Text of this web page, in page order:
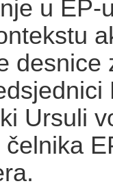
u EP-
desnice
Ursuli